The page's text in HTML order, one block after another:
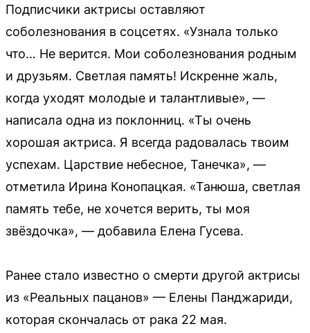
Подписчики актрисы оставляют
соболезнования в соцсетях. «Узнала только
что… Не верится. Мои соболезнования родным
и друзьям. Светлая память! Искренне жаль,
когда уходят молодые и талантливые», —
написала одна из поклонниц. «Ты очень
хорошая актриса. Я всегда радовалась твоим
успехам. Царствие небесное, Танечка», —
отметила Ирина Конопацкая. «Танюша, светлая
память тебе, не хочется верить, ты моя
звёздочка», — добавила Елена Гусева.
Ранее стало известно о смерти другой актрисы
из «Реальных пацанов» — Елены Панджариди,
которая скончалась от рака 22 мая.